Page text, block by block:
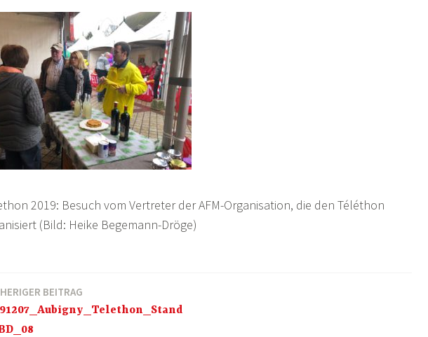
2019: Besuch vom Vertreter der AFM-Organisation, die den Téléthon
(Bild: Heike Begemann-Dröge)
BEITRAG